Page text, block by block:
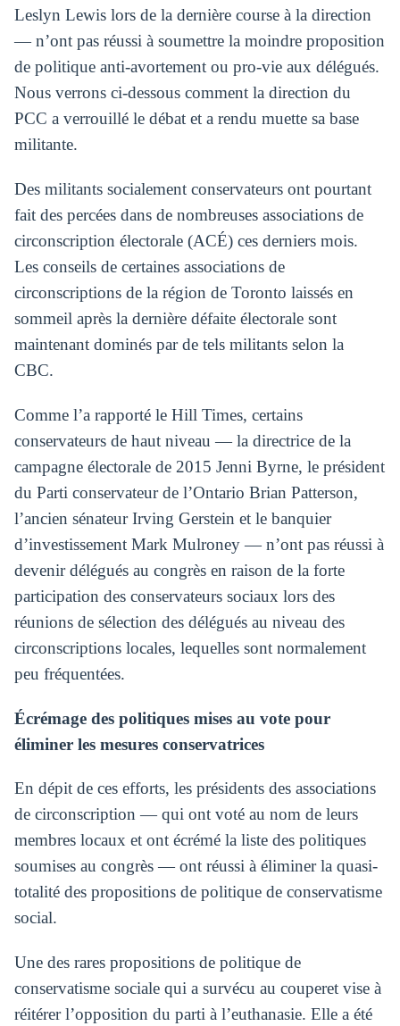
Leslyn Lewis lors de la dernière course à la direction
— n’ont pas réussi à soumettre la moindre proposition
de politique anti-avortement ou pro-vie aux délégués.
Nous verrons ci-dessous comment la direction du
PCC a verrouillé le débat et a rendu muette sa base
militante.
Des militants socialement conservateurs ont pourtant
fait des percées dans de nombreuses associations de
circonscription électorale (ACÉ) ces derniers mois.
Les conseils de certaines associations de
circonscriptions de la région de Toronto laissés en
sommeil après la dernière défaite électorale sont
maintenant dominés par de tels militants selon la
CBC.
Comme l’a rapporté le Hill Times, certains
conservateurs de haut niveau — la directrice de la
campagne électorale de 2015 Jenni Byrne, le président
du Parti conservateur de l’Ontario Brian Patterson,
l’ancien sénateur Irving Gerstein et le banquier
d’investissement Mark Mulroney — n’ont pas réussi à
devenir délégués au congrès en raison de la forte
participation des conservateurs sociaux lors des
réunions de sélection des délégués au niveau des
circonscriptions locales, lequelles sont normalement
peu fréquentées.
Écrémage des politiques mises au vote pour
éliminer les mesures conservatrices
En dépit de ces efforts, les présidents des associations
de circonscription — qui ont voté au nom de leurs
membres locaux et ont écrémé la liste des politiques
soumises au congrès — ont réussi à éliminer la quasi-
totalité des propositions de politique de conservatisme
social.
Une des rares propositions de politique de
conservatisme sociale qui a survécu au couperet vise à
réitérer l’opposition du parti à l’euthanasie. Elle a été